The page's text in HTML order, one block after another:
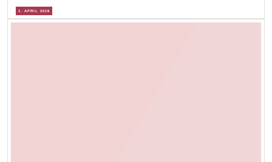
1. APRIL 2016